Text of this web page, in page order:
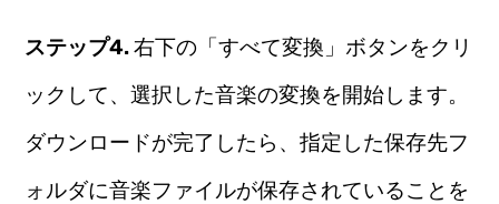
ステップ4.右下の「すべて変換」ボタンをクリ
ックして、選択した音楽の変換を開始します。
ダウンロードが完了したら、指定した保存先フ
ォルダに音楽ファイルが保存されていることを